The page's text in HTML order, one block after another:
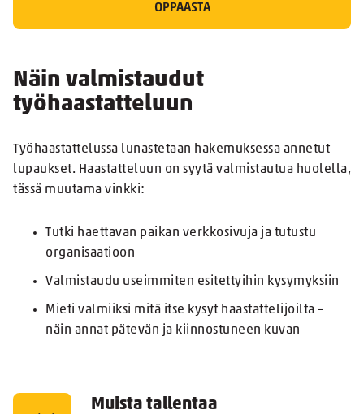
OPPAASTA
Näin valmistaudut
työhaastatteluun
Työhaastattelussa lunastetaan hakemuksessa annetut
lupaukset. Haastatteluun on syytä valmistautua huolella,
tässä muutama vinkki:
Tutki haettavan paikan verkkosivuja ja tutustu
organisaatioon
Valmistaudu useimmiten esitettyihin kysymyksiin
Mieti valmiiksi mitä itse kysyt haastattelijoilta –
näin annat pätevän ja kiinnostuneen kuvan
Muista tallentaa